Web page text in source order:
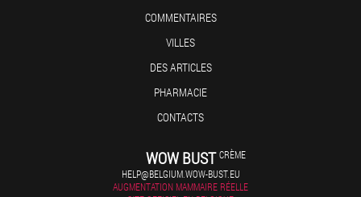
COMMENTAIRES
VILLES
DES ARTICLES
PHARMACIE
CONTACTS
WOW BUST CRÈME
HELP@BELGIUM.WOW-BUST.EU
AUGMENTATION MAMMAIRE RÉELLE